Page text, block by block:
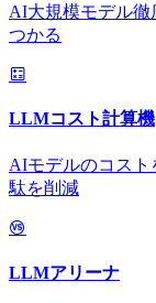
AI大規模モデル徹
つかる
LLMコスト計算機
AIモデルのコスト
駄を削減
LLMアリーナ